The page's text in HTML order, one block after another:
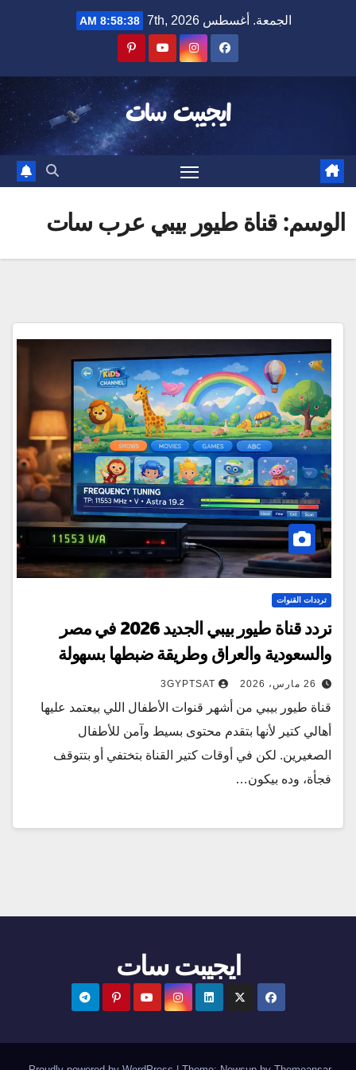
الجمعة. أغسطس 7th, 2026 8:58:38 AM
ايجيبت سات
الوسم:قناة طيور بيبي عرب سات
ترددات القنوات
تردد قناة طيور بيبي الجديد 2026 في مصر
والسعودية والعراق وطريقة ضبطها بسهولة
26 مارس، 2026 3GYPTSAT
قناة طيور بيبي من أشهر قنوات الأطفال اللي بيعتمد عليها
أهالي كتير لأنها بتقدم محتوى بسيط وآمن للأطفال
الصغيرين. لكن في أوقات كتير القناة بتختفي أو بتتوقف
فجأة، وده بيكون…
ايجيبت سات